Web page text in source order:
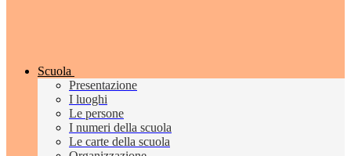
Scuola
Presentazione
I luoghi
Le persone
I numeri della scuola
Le carte della scuola